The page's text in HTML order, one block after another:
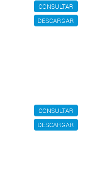
CONSULTAR
DESCARGAR
CONSULTAR
DESCARGAR